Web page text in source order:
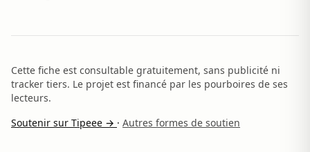
Cette fiche est consultable gratuitement, sans publicité ni
tracker tiers. Le projet est financé par les pourboires de ses
lecteurs.
Soutenir sur Tipeee → · Autres formes de soutien